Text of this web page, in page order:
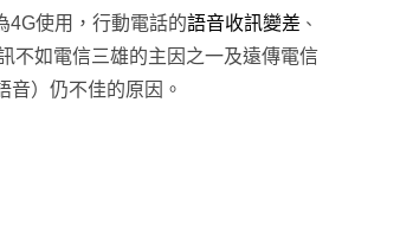
4G使用 ，行動電話的語音收訊變差 、
不如電信三雄的主因之一及遠傳電信
音）仍不佳的原因 。